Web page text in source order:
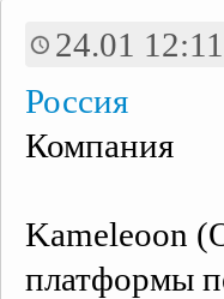
24.01 12:11
Россия
Компания
Kameleoon
платформы